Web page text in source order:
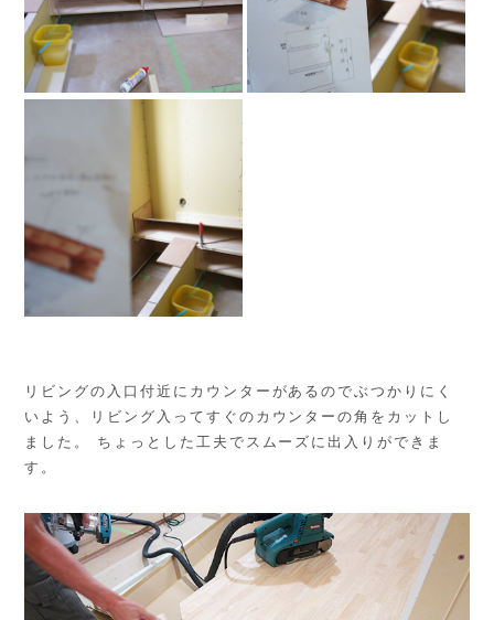
リビングの入口付近にカウンターがあるのでぶつかりにく
いよう、リビング入ってすぐのカウンターの角をカットし
ました。 ちょっとした工夫でスムーズに出入りができま
す。